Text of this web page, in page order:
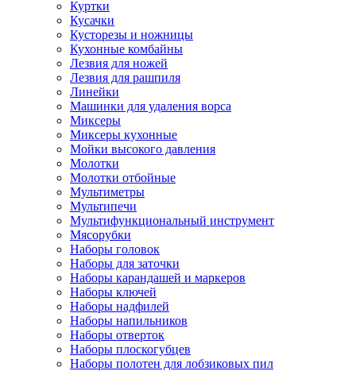
Куртки
Кусачки
Кусторезы и ножницы
Кухонные комбайны
Лезвия для ножей
Лезвия для рашпиля
Линейки
Машинки для удаления ворса
Миксеры
Миксеры кухонные
Мойки высокого давления
Молотки
Молотки отбойные
Мультиметры
Мультипечи
Мультифункциональный инструмент
Мясорубки
Наборы головок
Наборы для заточки
Наборы карандашей и маркеров
Наборы ключей
Наборы надфилей
Наборы напильников
Наборы отверток
Наборы плоскогубцев
Наборы полотен для лобзиковых пил